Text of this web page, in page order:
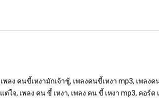
ลง คนขี้เหงามักเจ้าชู้, เพลงคนขี้เหงา mp3, เพลงค
ใจ, เพลง คน ขี้ เหงา, เพลง คน ขี้ เหงา mp3, คอร์ด